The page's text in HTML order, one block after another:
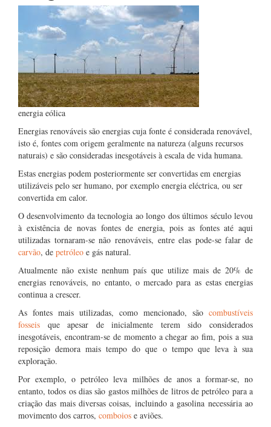
energia eólica
Energias renováveis são energias cuja fonte é considerada renovável,
isto é, fontes com origem geralmente na natureza (alguns recursos
naturais) e são consideradas inesgotáveis à escala de vida humana.
Estas energias podem posteriormente ser convertidas em energias
utilizáveis pelo ser humano, por exemplo energia eléctrica, ou ser
convertida em calor.
O desenvolvimento da tecnologia ao longo dos últimos século levou
à existência de novas fontes de energia, pois as fontes até aqui
utilizadas tornaram-se não renováveis, entre elas pode-se falar de
carvão, de petróleo e gás natural.
Atualmente não existe nenhum país que utilize mais de 20% de
energias renováveis, no entanto, o mercado para as estas energias
continua a crescer.
As fontes mais utilizadas, como mencionado, são combustíveis
fosseis que apesar de inicialmente terem sido considerados
inesgotáveis, encontram-se de momento a chegar ao fim, pois a sua
reposição demora mais tempo do que o tempo que leva à sua
exploração.
Por exemplo, o petróleo leva milhões de anos a formar-se, no
entanto, todos os dias são gastos milhões de litros de petróleo para a
criação das mais diversas coisas, incluindo a gasolina necessária ao
movimento dos carros, comboios e aviões.